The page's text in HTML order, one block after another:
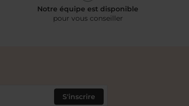
Notre équipe est disponible
pour vous conseiller
S'inscrire